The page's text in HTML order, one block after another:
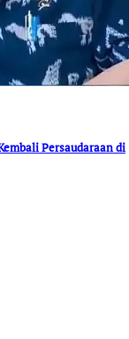
Persaudaraan di